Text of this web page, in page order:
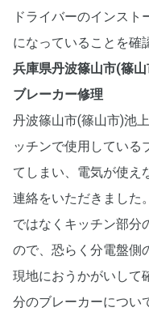
ドライバーのインス
になっていることを確
兵庫県丹波篠山市(篠
ブレーカー修理
丹波篠山市(篠山市)池
ッチンで使用している
てしまい、電気が使え
連絡をいただきました
ではなくキッチン部分
ので、恐らく分電盤側
現地におうかがいして
分のブレーカーについ